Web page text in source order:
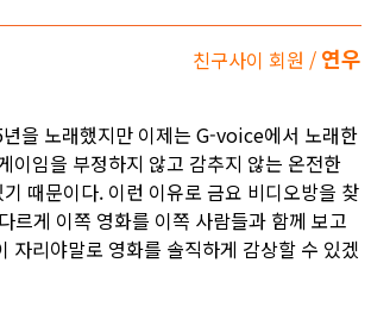
친구사이 회원 / 연우
을 노래했지만 이제는 G-voice에서 노래한
이임을 부정하지 않고 감추지 않는 온전한
때문이다. 이런 이유로 금요 비디오방을 찾
르게 이쪽 영화를 이쪽 사람들과 함께 보고
자리야말로 영화를 솔직하게 감상할 수 있겠